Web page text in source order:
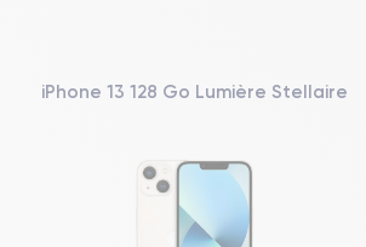
iPhone 13 128 Go Lumière Stellaire